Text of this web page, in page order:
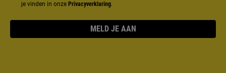
je vinden in onze Privacyverklaring.
MELD JE AAN